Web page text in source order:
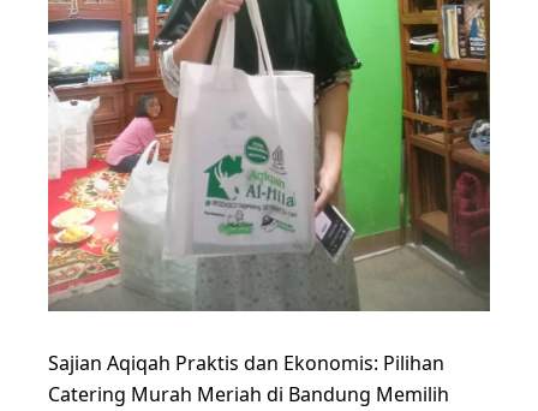
Sajian Aqiqah Praktis dan Ekonomis: Pilihan
Catering Murah Meriah di Bandung Memilih